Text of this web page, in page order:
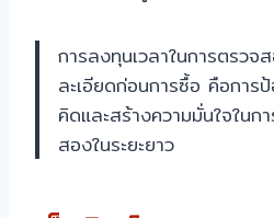
การลงทุนเวลาในการตรวจ
ละเอียดก่อนการซื้อ คือการ
คิดและสร้างความมั่นใจในก
สองในระยะยาว